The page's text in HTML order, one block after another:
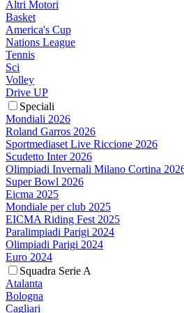
Altri Motori
Basket
America's Cup
Nations League
Tennis
Sci
Volley
Drive UP
Speciali
Mondiali 2026
Roland Garros 2026
Sportmediaset Live Riccione 2026
Scudetto Inter 2026
Olimpiadi Invernali Milano Cortina
Super Bowl 2026
Eicma 2025
Mondiale per club 2025
EICMA Riding Fest 2025
Paralimpiadi Parigi 2024
Olimpiadi Parigi 2024
Euro 2024
Squadra Serie A
Atalanta
Bologna
Cagliari